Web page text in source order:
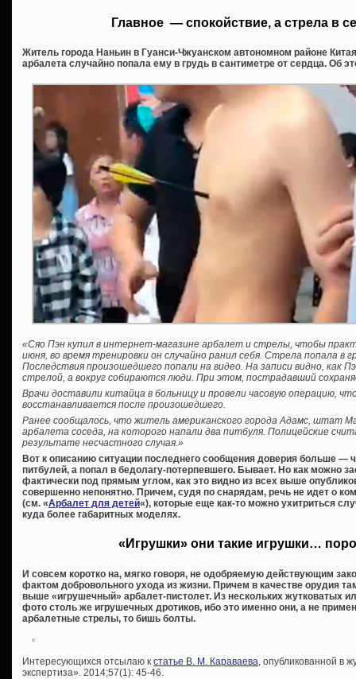
Главное — спокойствие, а стрела в
Житель города Наньин в Гуанси-Чжуанском автономном районе
арбалета случайно попала ему в грудь в сантиметре от сердца. Об
«Сяо Пэн купил в интернет-магазине арбалет и стрелы, чтобы
июня, во время тренировки он случайно ранил себя. Стрела попала в
Последствия произошедшего попали на видео. На записи видно, как
стрелой, а вокруг собираются люди. При этом, пострадавший
Врачи доставили китайца в больницу и провели часовую операцию,
восстанавливается после произошедшего.
Ранее сообщалось, что житель американского города Адамс, штат
арбалета соседа, на которого напали два питбуля. Полицейские
результате несчастного случая.»
Вот к описанию ситуации последнего сообщения доверия больше —
питбулей, а попал в бедолагу-потерпевшего. Бывает. Но как можно
фактически под прямым углом, как это видно из всех выше
совершенно непонятно. Причем, судя по снарядам, речь не идет о
(см. «Арбалет для детей«), которые еще как-то можно ухитриться
куда более габаритных моделях.
«Игрушки» они такие игрушки…
И совсем коротко на, мягко говоря, не одобряемую действующим
фактом добровольного ухода из жизни. Причем в качестве орудия
выше «игрушечный» арбалет-пистолет. Из нескольких жутковатых
фото столь же игрушечных дротиков, ибо это именно они, а не
арбалетные стрелы, то бишь болты.
Интересующихся отсылаю к статье В. М. Караваева , опубликованной в
экспертиза». 2014;57(1): 45-46.